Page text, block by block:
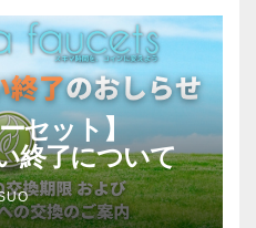
セット】
終了について